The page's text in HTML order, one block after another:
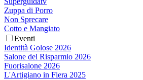
Zuppa di Porro
Non Sprecare
Cotto e Mangiato
Eventi
Identità Golose 2026
Salone del Risparmio 2026
Fuorisalone 2026
L'Artigiano in Fiera 2025